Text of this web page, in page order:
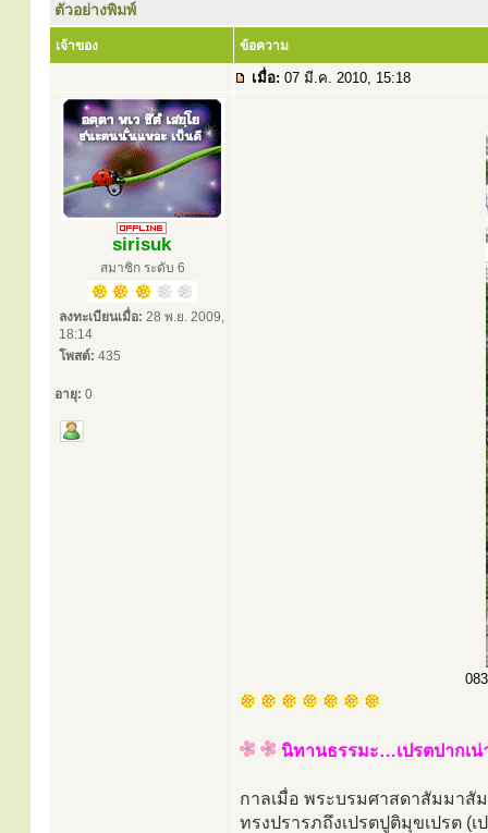
ตัวอย่างพิมพ์
เจ้าของ ข้อความ
เมื่อ: 07 มี.ค. 2010, 15:18
sirisuk
สมาชิก ระดับ 6
ลงทะเบียนเมื่อ: 28 พ.ย. 2009,
18:14
โพสต์: 435
อายุ: 0
นิทานธรรมะ…เปรตปากเน่
กาลเมื่อ พระบรมศาสดาสัมมาสั
ทรงปรารภถึงเปรตปูติมุขเปรต (